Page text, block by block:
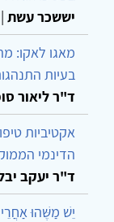
יששכר עשת |
מאגו לאקו:
בעיות
ד"ר ליאור
אקטיביות
הדינמי
ד"ר יעקב
יֵשׁ מַשֶּׁהוּ